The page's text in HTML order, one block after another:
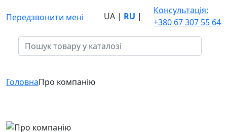
Передзвонити мені UA | RU |
Консультація:
+380 67 307 55 64
ГоловнаПро компанію